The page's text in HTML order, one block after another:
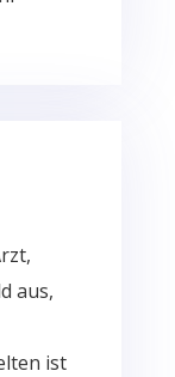
aus,
ist